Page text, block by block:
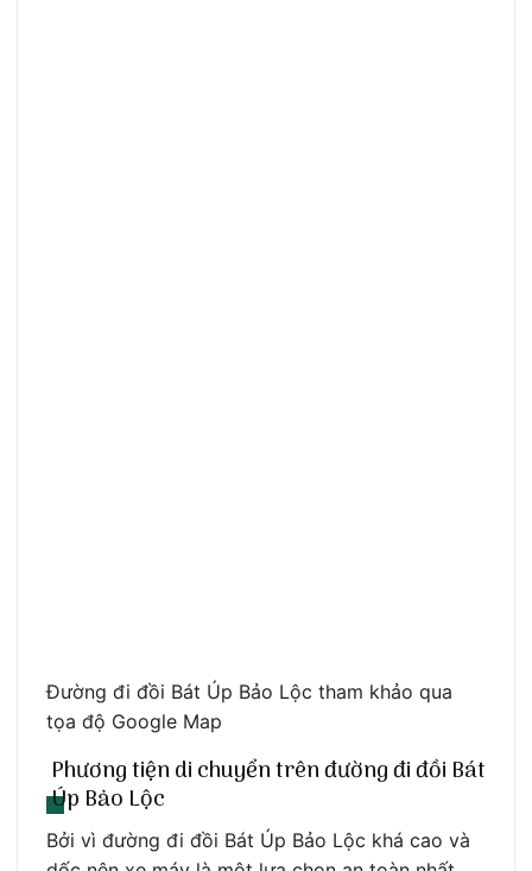
Đường đi đồi Bát Úp Bảo Lộc tham khảo qua
tọa độ Google Map
Phương tiện di chuyển trên đường đi đồi Bát
Úp Bảo Lộc
Bởi vì đường đi đồi Bát Úp Bảo Lộc khá cao và